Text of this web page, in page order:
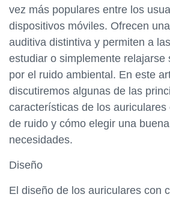
vez más populares entre los
dispositivos móviles. Ofrecen
auditiva distintiva y permiten a
estudiar o simplemente relajarse
por el ruido ambiental. En este
discutiremos algunas de las
características de los auriculares
de ruido y cómo elegir una
necesidades.
Diseño
El diseño de los auriculares con